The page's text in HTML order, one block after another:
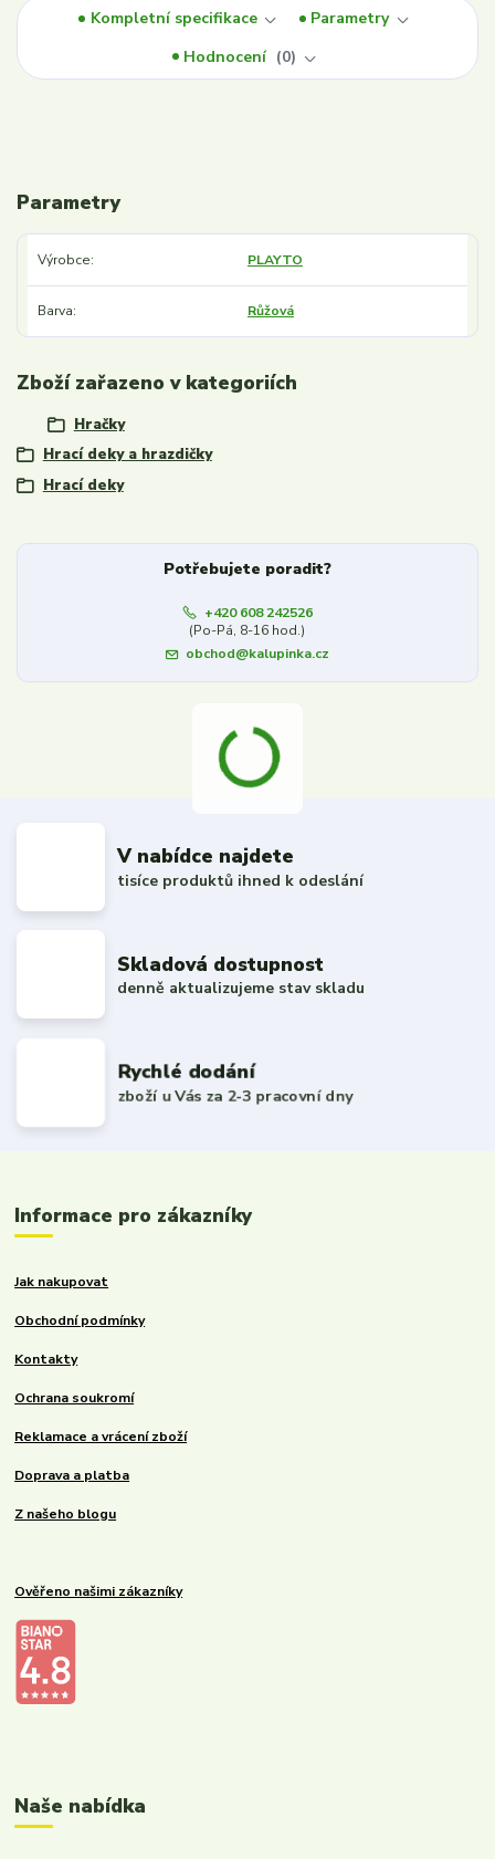
Kompletní specifikace
Parametry
Hodnocení
0
Parametry
Výrobce PLAYTO
Barva Růžová
Zboží zařazeno v kategoriích
Hračky
Hrací deky a hrazdičky
Hrací deky
Potřebujete poradit?
+420 608 242526
(Po-Pá, 8-16 hod.)
obchod@kalupinka.cz
V nabídce najdete
tisíce produktů ihned k odeslání
Skladová dostupnost
denně aktualizujeme stav skladu
Rychlé dodání
zboží u Vás za 2-3 pracovní dny
Informace pro zákazníky
Jak nakupovat
Obchodní podmínky
Kontakty
Ochrana soukromí
Reklamace a vrácení zboží
Doprava a platba
Z našeho blogu
Ověřeno našimi zákazníky
Naše nabídka